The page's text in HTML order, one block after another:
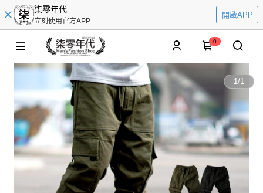
柒零年代
立刻使用官方APP
開啟APP
0
1/1